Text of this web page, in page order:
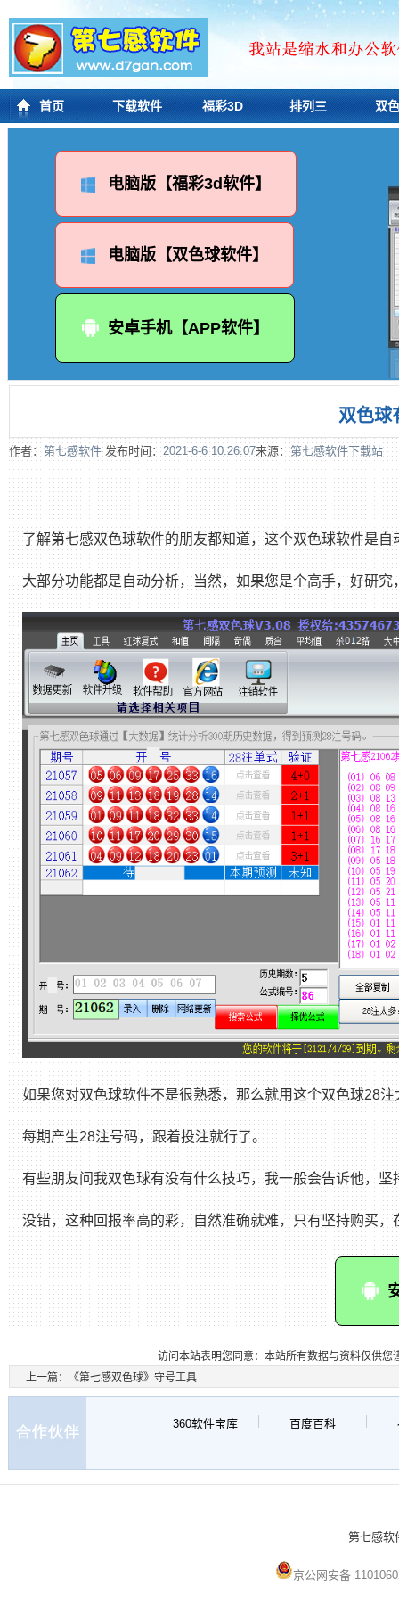
首页 下载软件 福彩3D 排列三 双
电脑版【福彩3d软件】
电脑版【双色球软件】
安卓手机【APP软件】
双色球
作者： 第七感软件发布时间： 2021-6-6 10:26:07来源：第七感软件下载站
了解第七感双色球软件的朋友都知道，这个双色球软件是自
大部分功能都是自动分析，当然，如果您是个高手，好研
如果您对双色球软件不是很熟悉，那么就用这个双色球28
每期产生28注号码，跟着投注就行了。
有些朋友问我双色球有没有什么技巧，我一般会告诉他，坚
没错，这种回报率高的彩，自然准确就难，只有坚持购买
访问本站表明您同意：本站所有数据与资料仅供
上一篇：
《第七感双色球》守号工具
360软件宝库 百度百科
第七感软
京公网安备